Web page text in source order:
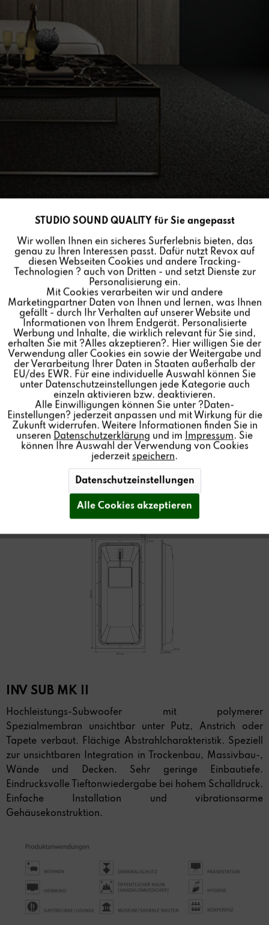
INV SUB MK II
Hochleistungs-Subwoofer mit polymerer
Spezialmembran unsichtbar unter Putz, Anstrich oder
Tapete verbaut.
Händler finden
INV SUB MK II
Hochleistungs-Subwoofer mit polymerer
Spezialmembran unsichtbar unter Putz, Anstrich oder
Tapete verbaut. Flächige Abstrahlcharakteristik. Speziell
zur unsichtbaren Integration in Trockenbau, Massivbau-,
Wände und Decken. Sehr geringe Einbautiefe.
Eindrucksvolle Tieftonwiedergabe bei hohem Schalldruck.
Einfache Installation und vibrationsarme
Gehäusekonstruktion.
Funktionale Aktiv
Marketing Inaktiv
Tracking Inaktiv
Personalisierung Inaktiv
Service Inaktiv
STUDIO SOUND QUALITY für Sie angepasst
Wir wollen Ihnen ein sicheres Surferlebnis bieten, das
genau zu Ihren Interessen passt. Dafür nutzt Revox auf
diesen Webseiten Cookies und andere Tracking-
Technologien ? auch von Dritten - und setzt Dienste zur
Personalisierung ein.
Mit Cookies verarbeiten wir und andere
Marketingpartner Daten von Ihnen und lernen, was Ihnen
gefällt - durch Ihr Verhalten auf unserer Website und
Informationen von Ihrem Endgerät. Personalisierte
Werbung und Inhalte, die wirklich relevant für Sie sind,
erhalten Sie mit ?Alles akzeptieren?. Hier willigen Sie der
Verwendung aller Cookies ein sowie der Weitergabe und
der Verarbeitung Ihrer Daten in Staaten außerhalb der
EU/des EWR. Für eine individuelle Auswahl können Sie
unter Datenschutzeinstellungen jede Kategorie auch
einzeln aktivieren bzw. deaktivieren.
Alle Einwilligungen können Sie unter ?Daten-
Einstellungen? jederzeit anpassen und mit Wirkung für die
Zukunft widerrufen. Weitere Informationen finden Sie in
unseren Datenschutzerklärung und im Impressum. Sie
können Ihre Auswahl der Verwendung von Cookies
jederzeit speichern.
Datenschutzeinstellungen
Alle Cookies akzeptieren